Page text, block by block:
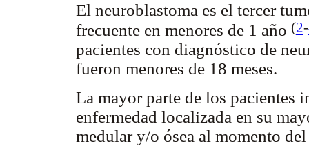
El neuroblastoma es el tercer
frecuente en menores de 1 año (2-
pacientes con diagnóstico de
fueron menores de 18 meses.
La mayor parte de los pacientes
enfermedad localizada en su
medular y/o ósea al momento